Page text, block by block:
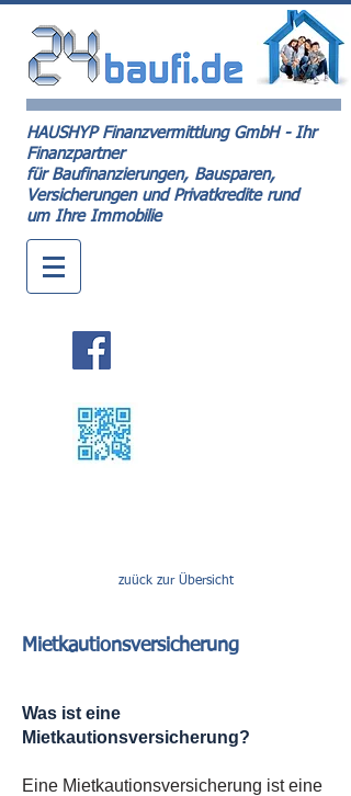
HAUSHYP Finanzvermittlung GmbH - Ihr
Finanzpartner
für Baufinanzierungen, Bausparen,
Versicherungen und Privatkredite rund
um Ihre Immobilie
zuück zur Übersicht
Mietkautionsversicherung
Was ist eine
Mietkautionsversicherung?
Eine Mietkautionsversicherung ist eine